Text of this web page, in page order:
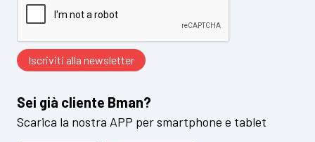
Sei già cliente Bman?
Scarica la nostra APP per smartphone e tablet